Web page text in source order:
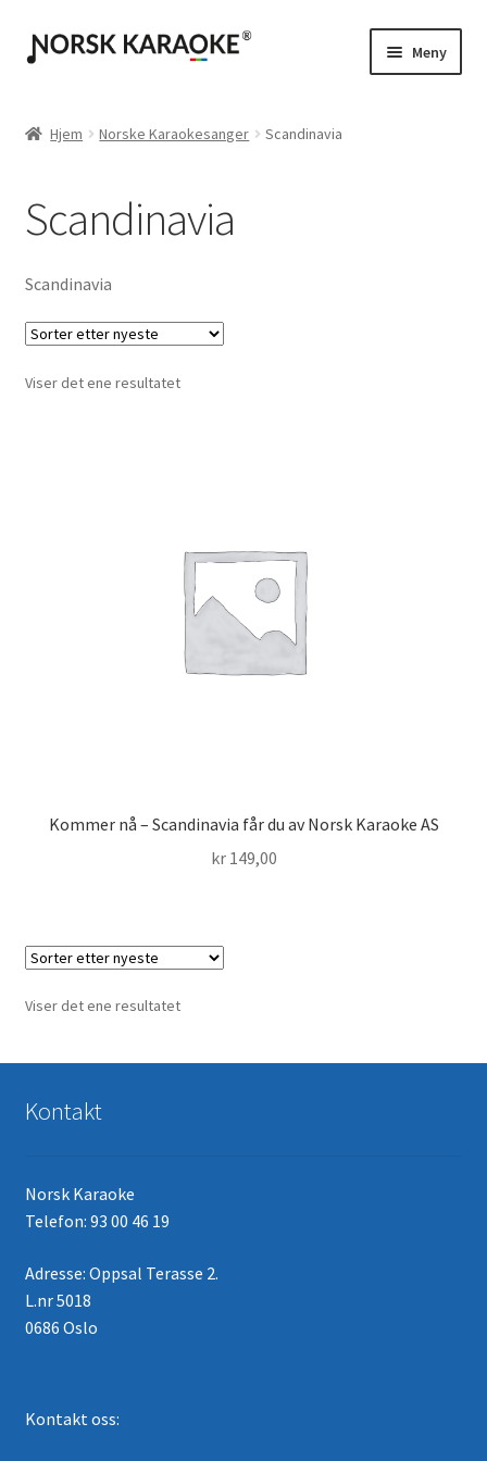
Hopp
til
Hopp
til
Meny
Hjem Norske Karaokesanger Scandinavia
Scandinavia
Scandinavia
Viser det ene resultatet
Kommer nå – Scandinavia får du av Norsk Karaoke AS
kr149,00
Viser det ene resultatet
Kontakt
Norsk Karaoke
Telefon: 93 00 46 19
Adresse: Oppsal Terasse 2.
L.nr 5018
0686 Oslo
Kontakt oss: